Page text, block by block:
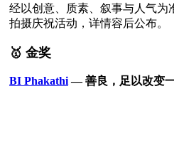
经以创意、质素、叙事与人气为
拍摄庆祝活动，详情容后公布。
🥇 金奖
BI Phakathi — 善良，足以改变